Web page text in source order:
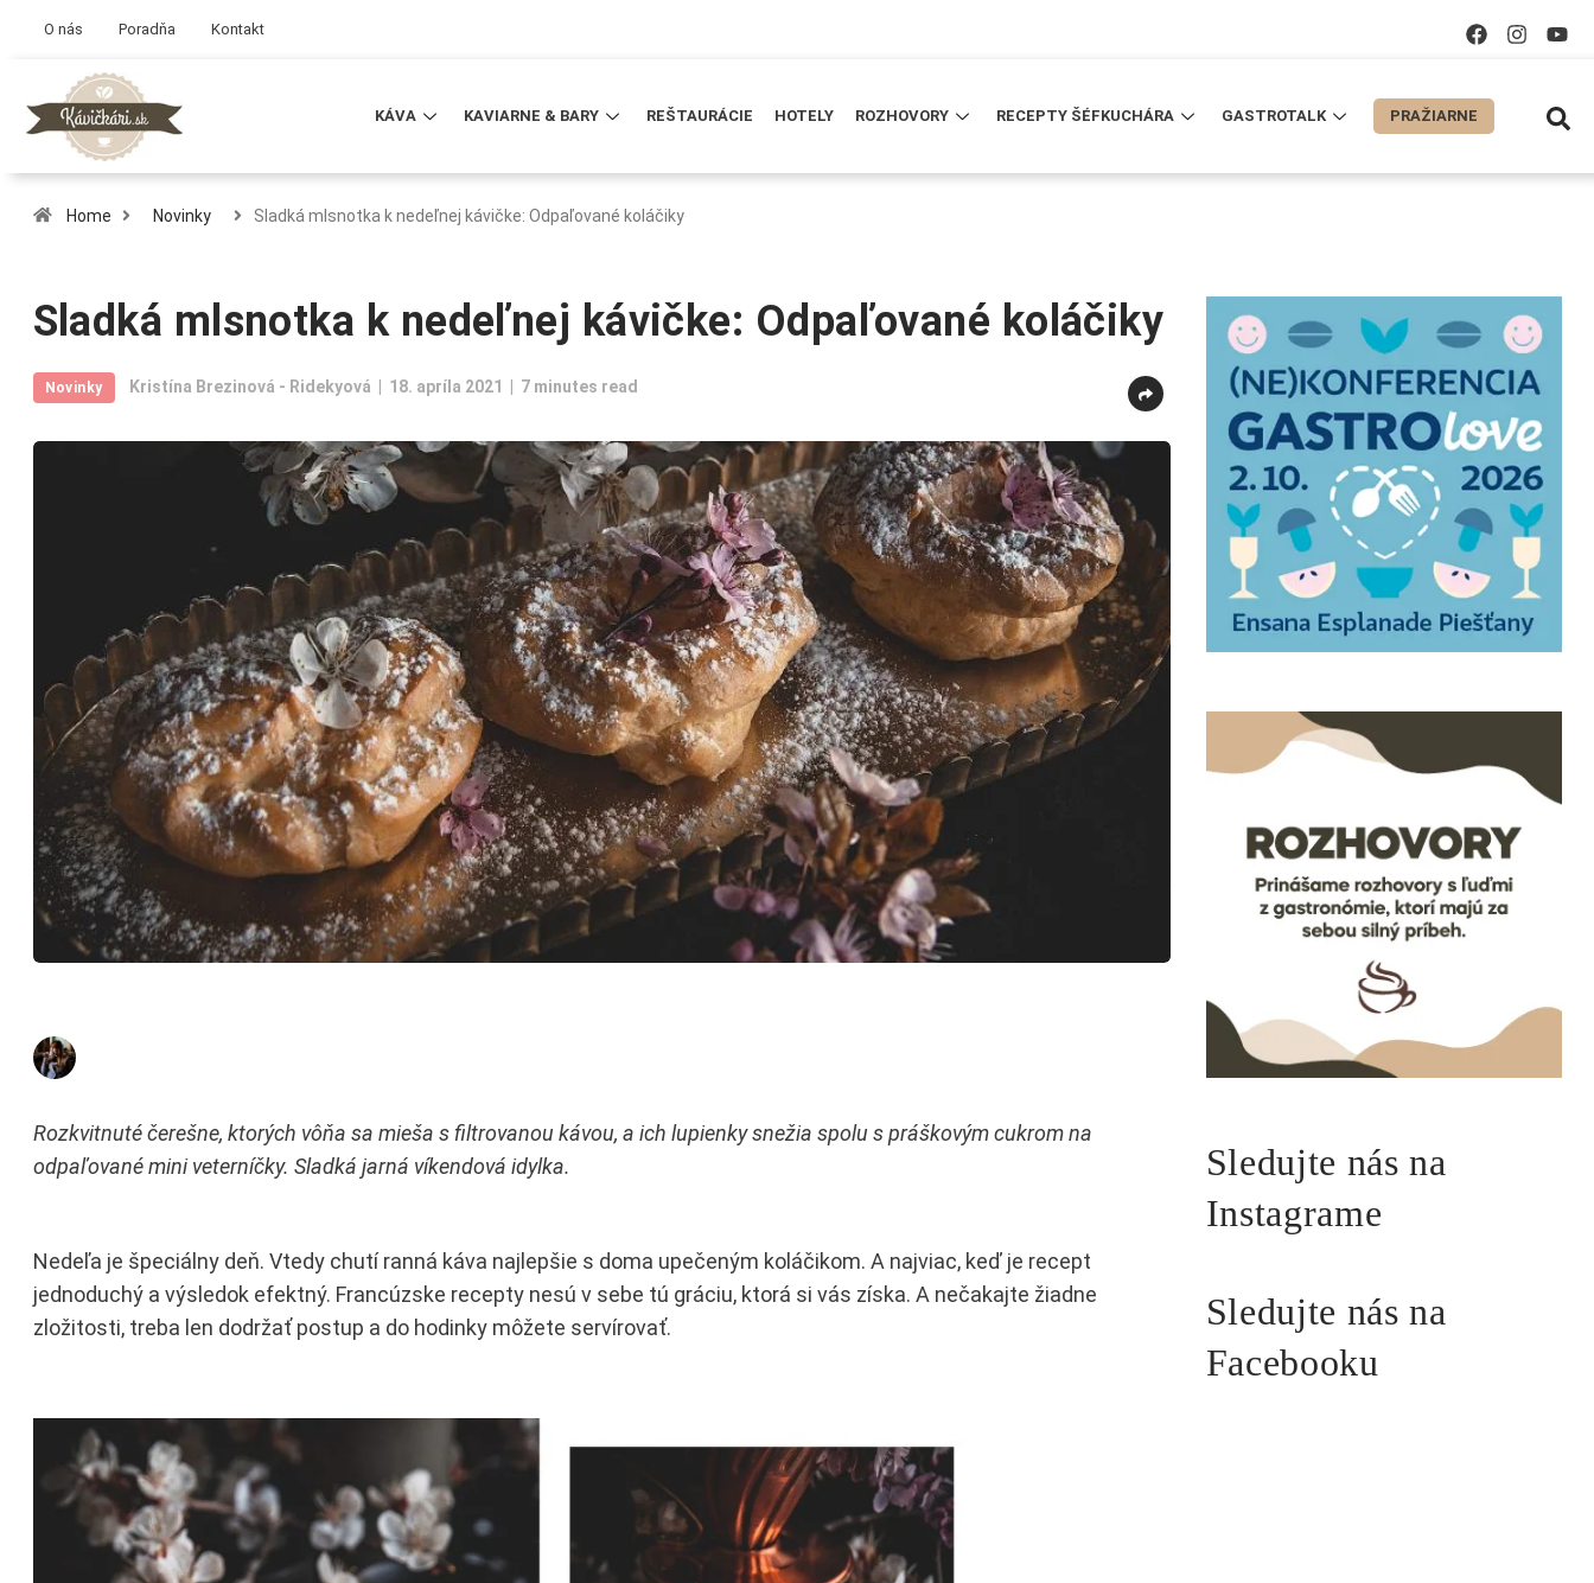
O nás Poradňa Kontakt
KÁVA KAVIARNE & BARY REŠTAURÁCIE HOTELY ROZHOVORY RECEPTY ŠÉFKUCHÁRA GASTROTALK PRAŽIARNE
Home Novinky Sladká mlsnotka k nedeľnej kávičke: Odpaľované koláčiky
Sladká mlsnotka k nedeľnej kávičke: Odpaľované koláčiky
Novinky Kristína Brezinová - Ridekyová 18. apríla 2021 7 minutes read
Rozkvitnuté čerešne, ktorých vôňa sa mieša s filtrovanou kávou, a ich lupienky snežia spolu s práškovým cukrom na
odpaľované mini veterníčky. Sladká jarná víkendová idylka.
Nedeľa je špeciálny deň. Vtedy chutí ranná káva najlepšie s doma upečeným koláčikom. A najviac, keď je recept
jednoduchý a výsledok efektný. Francúzske recepty nesú v sebe tú gráciu, ktorá si vás získa. A nečakajte žiadne
zložitosti, treba len dodržať postup a do hodinky môžete servírovať.
Sledujte nás na
Instagrame
Sledujte nás na
Facebooku